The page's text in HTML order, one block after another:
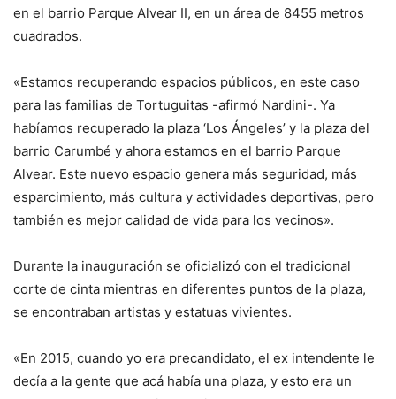
en el barrio Parque Alvear II, en un área de 8455 metros
cuadrados.
«Estamos recuperando espacios públicos, en este caso
para las familias de Tortuguitas -afirmó Nardini-. Ya
habíamos recuperado la plaza ‘Los Ángeles’ y la plaza del
barrio Carumbé y ahora estamos en el barrio Parque
Alvear. Este nuevo espacio genera más seguridad, más
esparcimiento, más cultura y actividades deportivas, pero
también es mejor calidad de vida para los vecinos».
Durante la inauguración se oficializó con el tradicional
corte de cinta mientras en diferentes puntos de la plaza,
se encontraban artistas y estatuas vivientes.
«En 2015, cuando yo era precandidato, el ex intendente le
decía a la gente que acá había una plaza, y esto era un